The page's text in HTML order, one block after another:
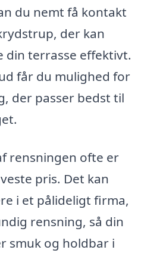
du nemt få kontakt
der kan
din terrasse effektivt.
får du mulighed for
der passer bedst til
rensningen ofte er
pris. Det kan
i et pålideligt firma,
rensning, så din
smuk og holdbar i